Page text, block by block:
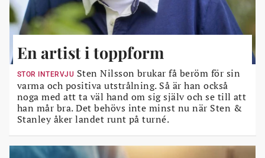
En artist i toppform
STOR INTERVJU Sten Nilsson brukar få beröm för sin
varma och positiva utstrålning. Så är han också
noga med att ta väl hand om sig själv och se till att
han mår bra. Det behövs inte minst nu när Sten &
Stanley åker landet runt på turné.